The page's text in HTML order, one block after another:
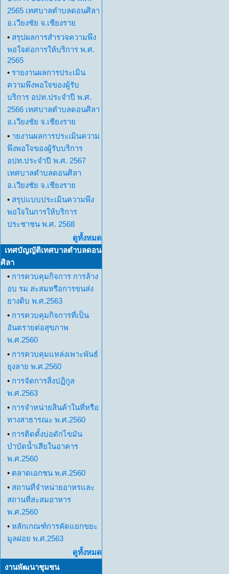
2565 เทศบาลตำบลดอนศิลา
อ.เวียงชัย จ.เชียงราย
• สรุปผลการสำรวจความพึง
พอใจต่อการให้บริการ พ.ศ.
2565
• รายงานผลการประเมิน
ความพึงพอใจของผู้รับ
บริการ อปท.ประจำปี พ.ศ.
2566 เทศบาลตำบลดอนศิลา
อ.เวียงชัย จ.เชียงราย
• ายงานผลการประเมินความ
พึงพอใจของผู้รับบริการ
อปท.ประจำปี พ.ศ. 2567
เทศบาลตำบลดอนศิลา
อ.เวียงชัย จ.เชียงราย
• สรุปแบบประเมินความพึง
พอใจในการให้บริการ
ประชาชน พ.ศ. 2568
ดูทั้งหมด
เทศบัญญัติเทศบาลตำบลดอน
ศิลา
• การควบคุมกิจการ การล้าง
อบ รม สะสมหรือการขนส่ง
ยางดิบ พ.ศ.2563
• การควบคุมกิจการที่เป็น
อันตรายต่อสุขภาพ
พ.ศ.2560
• การควบคุมแหล่งเพาะพันธ์
ยุงลาย พ.ศ.2560
• การจัดการสิ่งปฏิกูล
พ.ศ.2563
• การจำหน่ายสินค้าในที่หรือ
ทางสาธารณะ พ.ศ.2560
• การติดตั้งบ่อดักไขมัน
บำบัดน้ำเสียในอาคาร
พ.ศ.2560
• ตลาดเอกชน พ.ศ.2560
• สถานที่จำหน่ายอาหรและ
สถานที่สะสมอาหาร
พ.ศ.2560
• หลักเกณฑ์การคัดแยกขยะ
มูลฝอย พ.ศ.2563
ดูทั้งหมด
งานพัฒนาชุมชน